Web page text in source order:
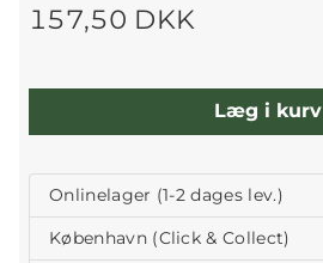
157,50 DKK
Læg i kurv
Onlinelager (1-2 dages lev.)
København (Click & Collect)